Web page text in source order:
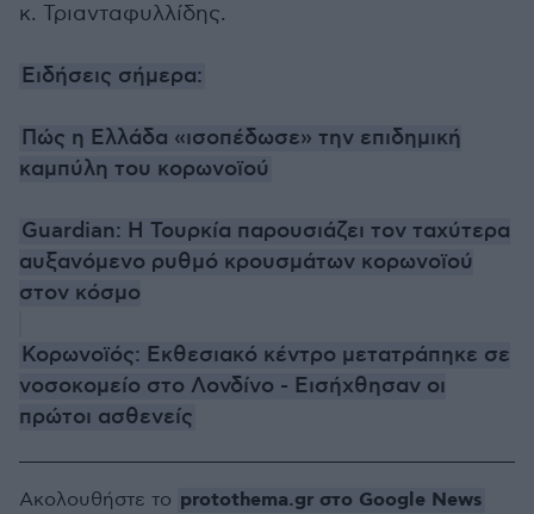
κ. Τριανταφυλλίδης.
Ειδήσεις σήμερα:
Πώς η Ελλάδα «ισοπέδωσε» την επιδημική
καμπύλη του κορωνοϊού
Guardian: Η Τουρκία παρουσιάζει τον ταχύτερα
αυξανόμενο ρυθμό κρουσμάτων κορωνοϊού
στον κόσμο
Κορωνοϊός: Εκθεσιακό κέντρο μετατράπηκε σε
νοσοκομείο στο Λονδίνο - Εισήχθησαν οι
πρώτοι ασθενείς
Ακολουθήστε το protothema.gr στο Google News